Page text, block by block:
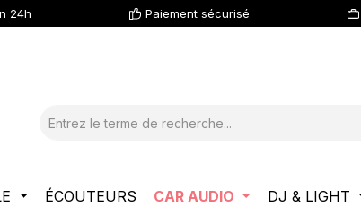
24h Paiement sécurisé
ÉCOUTEURS CAR AUDIO DJ & LIGHT